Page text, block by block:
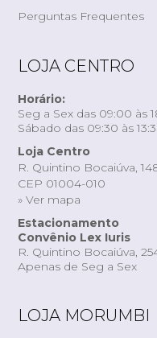
Perguntas Frequentes
LOJA CENTRO
Horário:
Seg a Sex das 09:00 às
Sábado das 09:30 às
Loja Centro
R. Quintino Bocaiúva,
CEP 01004-010
» Ver mapa
Estacionamento
Convênio Lex Iuris
R. Quintino Bocaiúva,
Apenas de Seg a Sex
LOJA MORUMBI